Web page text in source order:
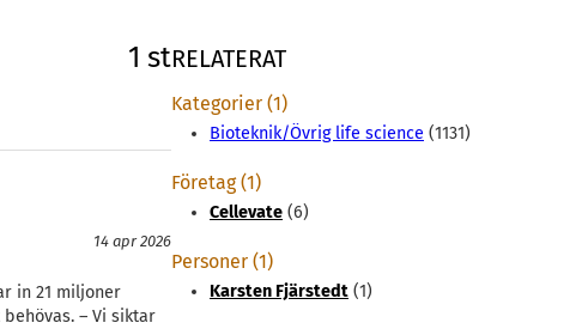
1 st
14 apr 2026
in 21 miljoner
– Vi siktar
RELATERAT
Kategorier (1)
Bioteknik/Övrig life science (1131)
Företag (1)
Cellevate (6)
Personer (1)
Karsten Fjärstedt (1)